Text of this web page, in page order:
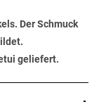
Der Schmuck
geliefert.